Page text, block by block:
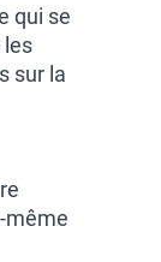
qui se
les
sur la
même